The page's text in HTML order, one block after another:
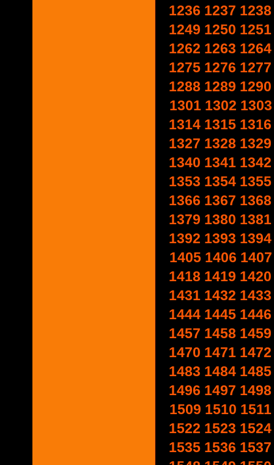
1236 1237 1238
1249 1250 1251
1262 1263 1264
1275 1276 1277
1288 1289 1290
1301 1302 1303
1314 1315 1316
1327 1328 1329
1340 1341 1342
1353 1354 1355
1366 1367 1368
1379 1380 1381
1392 1393 1394
1405 1406 1407
1418 1419 1420
1431 1432 1433
1444 1445 1446
1457 1458 1459
1470 1471 1472
1483 1484 1485
1496 1497 1498
1509 1510 1511
1522 1523 1524
1535 1536 1537